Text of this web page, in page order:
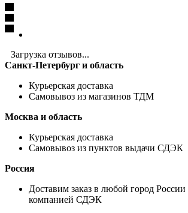
Загрузка отзывов...
Санкт-Петербург и область
Курьерская доставка
Самовывоз из магазинов ТДМ
Москва и область
Курьерская доставка
Самовывоз из пунктов выдачи СДЭК
Россия
Доставим заказ в любой город России
компанией СДЭК